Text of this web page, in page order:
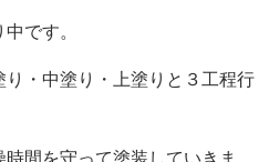
です。
・中塗り・上塗りと３工程行
間を守って塗装していきま